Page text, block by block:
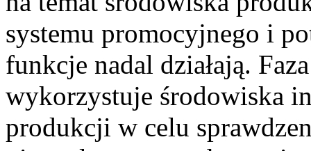
systemu promocyjnego i
funkcje nadal działają.
wykorzystuje środowiska
produkcji w celu